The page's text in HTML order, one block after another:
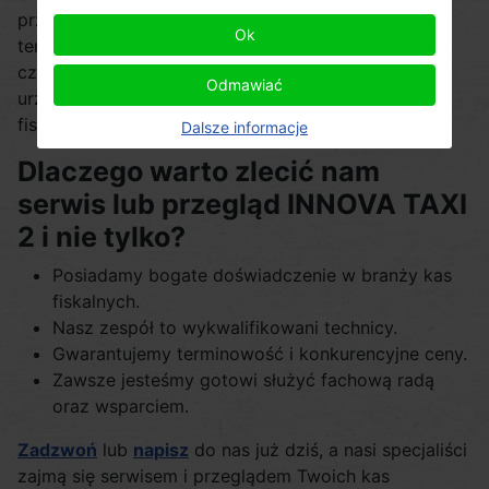
przeprowadzany nie rzadziej niż co 2 lata, a termin
ten liczony jest od dnia fiskalizacji. Jeśli zbliża się
czas, w którym musisz wykonać serwis tego
urządzenia, zachęcamy do kontaktu! Serwis kas
fiskalnych wykonujemy w Gdańsku.
Dlaczego warto zlecić nam
serwis lub przegląd INNOVA TAXI
2 i nie tylko?
Posiadamy bogate doświadczenie w branży kas
fiskalnych.
Nasz zespół to wykwalifikowani technicy.
Gwarantujemy terminowość i konkurencyjne ceny.
Zawsze jesteśmy gotowi służyć fachową radą
oraz wsparciem.
Zadzwoń lub napisz do nas już dziś, a nasi specjaliści
zajmą się serwisem i przeglądem Twoich kas
Ok
Odmawiać
Dalsze informacje